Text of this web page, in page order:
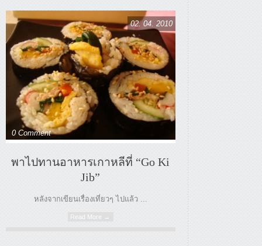
02. 04. 2010
0 Comment
พาไปทานอาหารเกาหลีที่ “Go Ki
Jib”
หลังจากเขียนเรื่องเที่ยวๆ ไปแล้ว ...
Read More →